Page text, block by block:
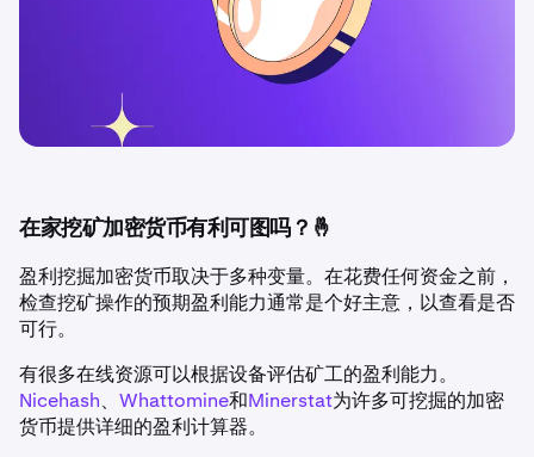
在家挖矿加密货币有利可图吗？🤞
盈利挖掘加密货币取决于多种变量。在花费任何资金之前，
检查挖矿操作的预期盈利能力通常是个好主意，以查看是否
可行。
有很多在线资源可以根据设备评估矿工的盈利能力。
Nicehash、 Whattomine和Minerstat为许多可挖掘的加密
货币提供详细的盈利计算器。